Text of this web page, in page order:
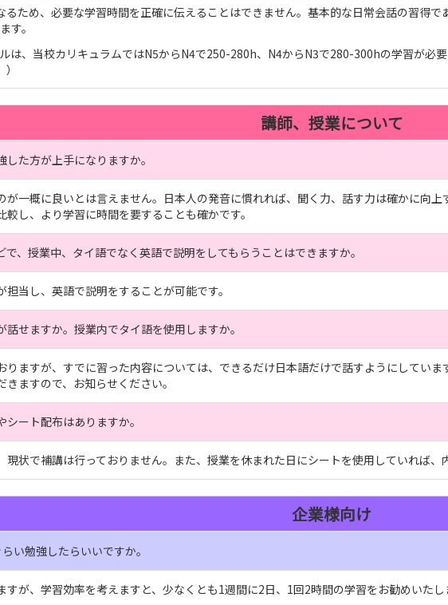
るため、必要な学習時間を正確に伝えることはできません。基本的な日常会話の習得
す。
は、当校カリキュラムではN5からN4で250-280h、N4からN3で280-300hの学習が必
講師、授業について
た方が上手になりますか。
が一概に良いとは言えません。日本人の発音に慣れれば、聞く力、話す力は確かに向
し、より学習に時間を要することも確かです。
、授業中、タイ語でなく英語で説明をしてもらうことはできますか。
当し、英語で説明をすることが可能です。
話せますか。授業内でタイ語を使用しますか。
りますが、すでに習った内容については、できるだけ日本語だけで話すようにしてい
ますので、お知らせください。
ート配布はありますか。
現状で補講は行っておりません。また、授業を休まれた日にシートを使用していれば、
企業様向け
い勉強したらいいですか。
すが、学習効率を考えますと、少なくとも1週間に2日、1回2時間の学習をお勧めいたし